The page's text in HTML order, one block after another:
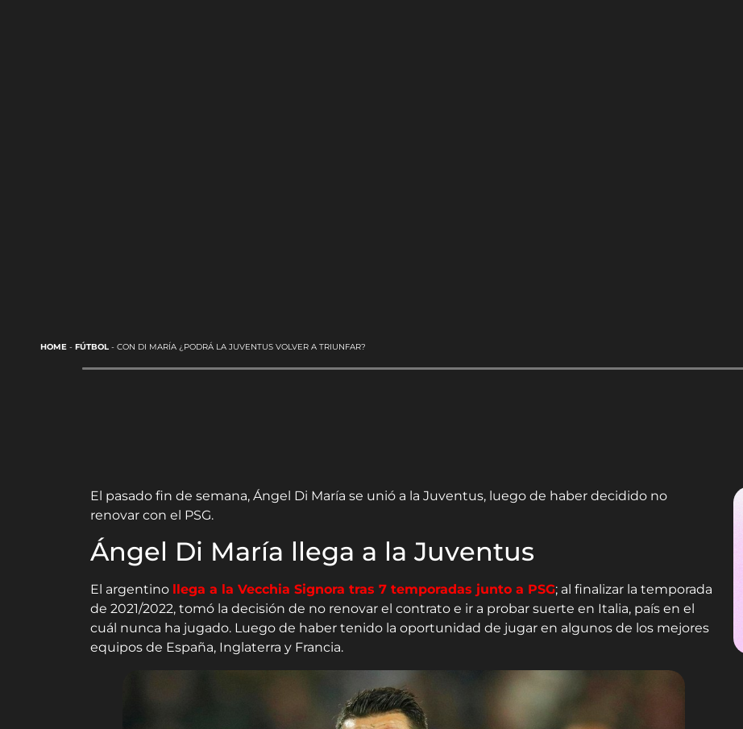
HOME- FÚTBOL- CON DI MARÍA ¿PODRÁ LA JUVENTUS VOLVER A TRIUNFAR?
El pasado fin de semana, Ángel Di María se unió a la Juventus, luego de haber decidido no
renovar con el PSG.
Ángel Di María llega a la Juventus
El argentino llega a la Vecchia Signora tras 7 temporadas junto a PSG; al finalizar la temporada
de 2021/2022, tomó la decisión de no renovar el contrato e ir a probar suerte en Italia, país en el
cuál nunca ha jugado. Luego de haber tenido la oportunidad de jugar en algunos de los mejores
equipos de España, Inglaterra y Francia.